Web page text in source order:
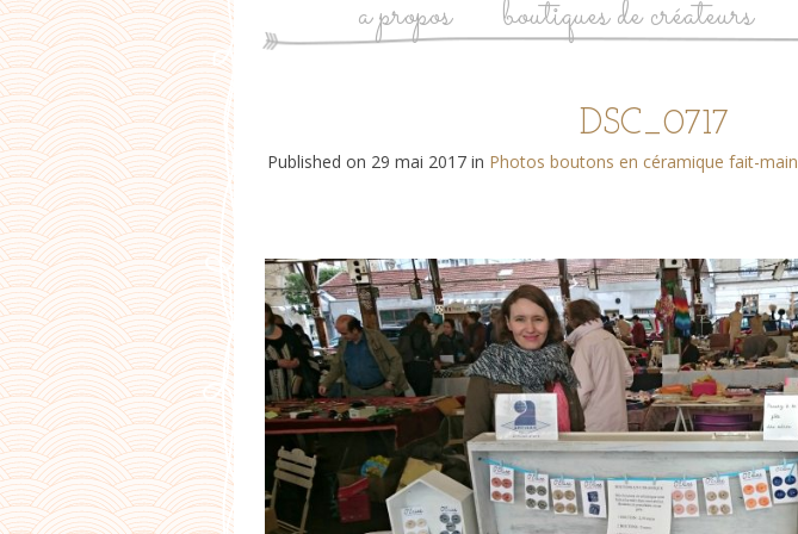
a propos boutiques de créateurs
DSC_0717
Published on 29 mai 2017 in Photos boutons en céramique fait-main